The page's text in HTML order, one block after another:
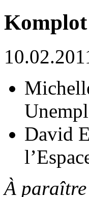
Komplot
David
À